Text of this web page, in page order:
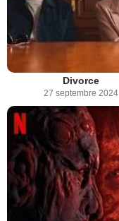
Divorce
27 septembre 2024